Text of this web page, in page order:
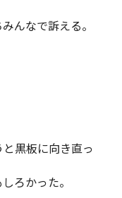
んなで訴える。
黒板に向き直っ
ろかった。